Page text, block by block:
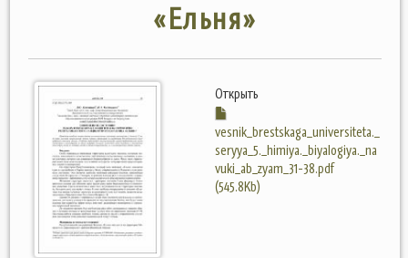
«Ельня»
Открыть
vesnik_brestskaga_universiteta._
seryya_5._himiya._biyalogiya._na
vuki_ab_zyam_31-38.pdf
(545.8Kb)